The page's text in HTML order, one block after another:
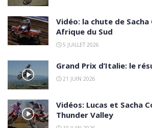
Vidéo: la chute de Sacha
Afrique du Sud
5 JUILLET 2026
Grand Prix d’Italie: le
21 JUIN 2026
Vidéos: Lucas et Sacha
Thunder Valley